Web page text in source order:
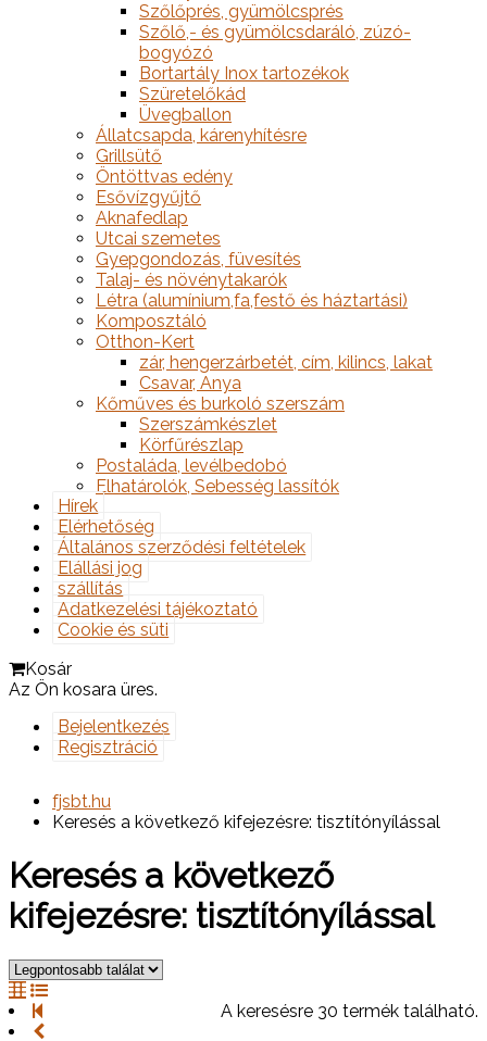
Szőlőprés, gyümölcsprés
Szőlő,- és gyümölcsdaráló, zúzó-
bogyózó
Bortartály Inox tartozékok
Szüretelőkád
Üvegballon
Állatcsapda, kárenyhítésre
Grillsütő
Öntöttvas edény
Esővízgyűjtő
Aknafedlap
Utcai szemetes
Gyepgondozás, füvesítés
Talaj- és növénytakarók
Létra (alumínium,fa,festő és háztartási)
Komposztáló
Otthon-Kert
zár, hengerzárbetét, cím, kilincs, lakat
Csavar, Anya
Kőműves és burkoló szerszám
Szerszámkészlet
Körfűrészlap
Postaláda, levélbedobó
Elhatárolók, Sebesség lassítók
Hírek
Elérhetőség
Általános szerződési feltételek
Elállási jog
szállítás
Adatkezelési tájékoztató
Cookie és süti
Kosár
Az Ön kosara üres.
Bejelentkezés
Regisztráció
fjsbt.hu
Keresés a következő kifejezésre: tisztítónyílással
Keresés a következő
kifejezésre: tisztítónyílással
A keresésre 30 termék található.